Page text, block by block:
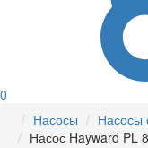
0
Насосы
Насосы
Насос Hayward PL